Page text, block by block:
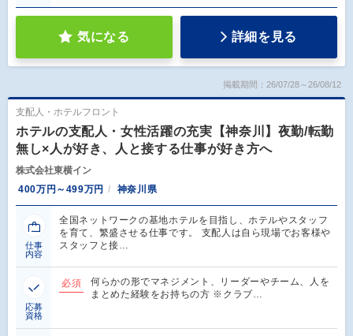
気になる 詳細を見る
掲載期間：26/07/28～26/08/12
支配人・ホテルフロント
ホテルの支配人・女性活躍の充実【神奈川】夜勤/転勤
無し×人が好き、人と接する仕事が好き方へ
株式会社東横イン
400万円～499万円
神奈川県
仕事
内容
全国ネットワークの基地ホテルを目指し、ホテルやスタッフ
を育て、繁盛させる仕事です。 支配人は自ら現場でお客様や
スタッフと接…
応募
資格
必須
何らかの形でマネジメント、リーダーやチーム、人を
まとめた経験をお持ちの方 ※クラブ…